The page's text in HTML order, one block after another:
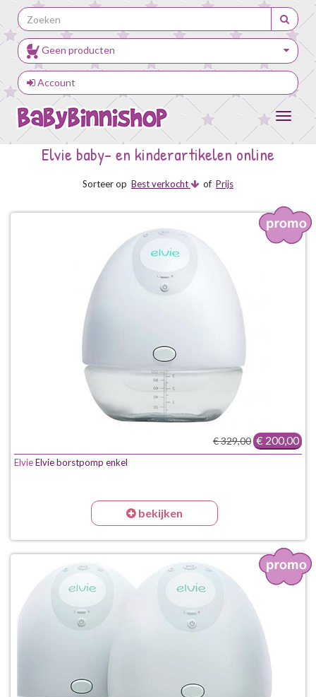
Geen producten
Account
Toggle
Elvie baby- en kinderartikelen online
Sorteer op Best verkocht of Prijs
€ 329,00 € 200,00
ElvieElvie borstpomp enkel
bekijken